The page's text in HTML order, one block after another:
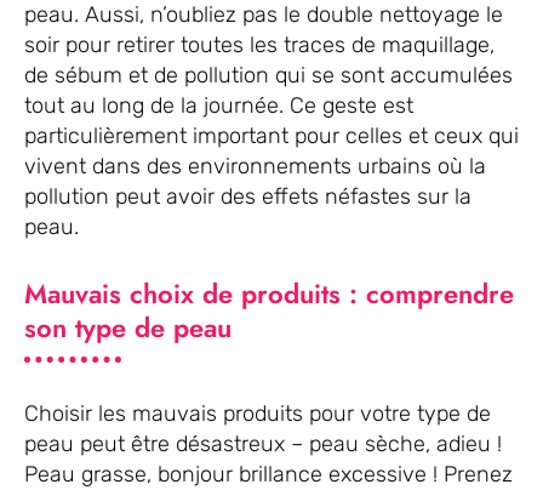
peau. Aussi, n’oubliez pas le double nettoyage le
soir pour retirer toutes les traces de maquillage,
de sébum et de pollution qui se sont accumulées
tout au long de la journée. Ce geste est
particulièrement important pour celles et ceux qui
vivent dans des environnements urbains où la
pollution peut avoir des effets néfastes sur la
peau.
Mauvais choix de produits : comprendre
son type de peau
Choisir les mauvais produits pour votre type de
peau peut être désastreux – peau sèche, adieu !
Peau grasse, bonjour brillance excessive ! Prenez